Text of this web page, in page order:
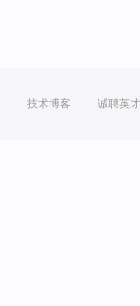
技术博客 诚聘英才